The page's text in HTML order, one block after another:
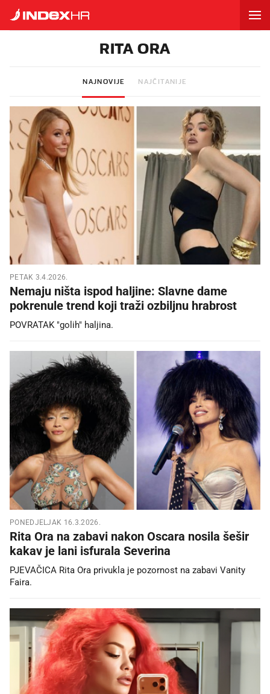
RITA ORA
NAJNOVIJE NAJČITANIJE
PETAK 3.4.2026.
Nemaju ništa ispod haljine: Slavne dame
pokrenule trend koji traži ozbiljnu hrabrost
POVRATAK "golih" haljina.
PONEDJELJAK 16.3.2026.
Rita Ora na zabavi nakon Oscara nosila šešir
kakav je lani isfurala Severina
PJEVAČICA Rita Ora privukla je pozornost na zabavi Vanity
Faira.